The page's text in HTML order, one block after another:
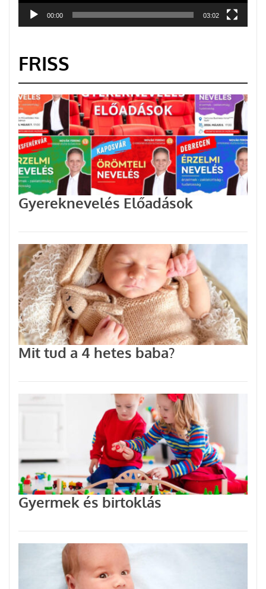
00:00 03:02
FRISS
Gyereknevelés Előadások
Mit tud a 4 hetes baba?
Gyermek és birtoklás